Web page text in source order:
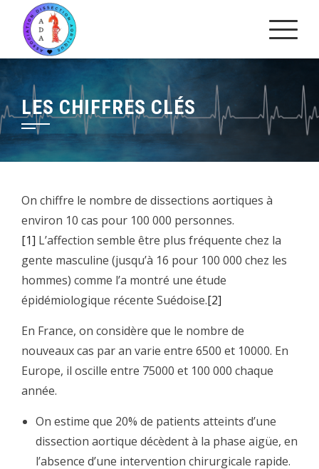
content
LES CHIFFRES CLÉS
On chiffre le nombre de dissections aortiques à
environ 10 cas pour 100 000 personnes.
[1] L’affection semble être plus fréquente chez la
gente masculine (jusqu’à 16 pour 100 000 chez les
hommes) comme l’a montré une étude
épidémiologique récente Suédoise.[2]
En France, on considère que le nombre de
nouveaux cas par an varie entre 6500 et 10000. En
Europe, il oscille entre 75000 et 100 000 chaque
année.
On estime que 20% de patients atteints d’une
dissection aortique décèdent à la phase aigüe, en
l’absence d’une intervention chirurgicale rapide.